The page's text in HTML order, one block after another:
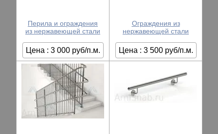
Перила и ограждения
из нержавеющей стали
Цена : 3 000 руб/п.м.
Ограждения из
нержавеющей стали
Цена : 3 500 руб/п.м.